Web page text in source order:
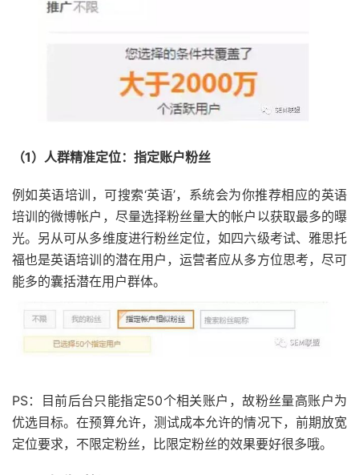
（1）人群精准定位：指定账户粉丝
例如英语培训，可搜索‘英语’，系统会为你推荐相应的英语
培训的微博帐户，尽量选择粉丝量大的帐户以获取最多的曝
光。另从可从多维度进行粉丝定位，如四六级考试、雅思托
福也是英语培训的潜在用户，运营者应从多方位思考，尽可
能多的囊括潜在用户群体。
PS：目前后台只能指定50个相关账户，故粉丝量高账户为
优选目标。在预算允许，测试成本允许的情况下，前期放宽
定位要求，不限定粉丝，比限定粉丝的效果要好很多哦。